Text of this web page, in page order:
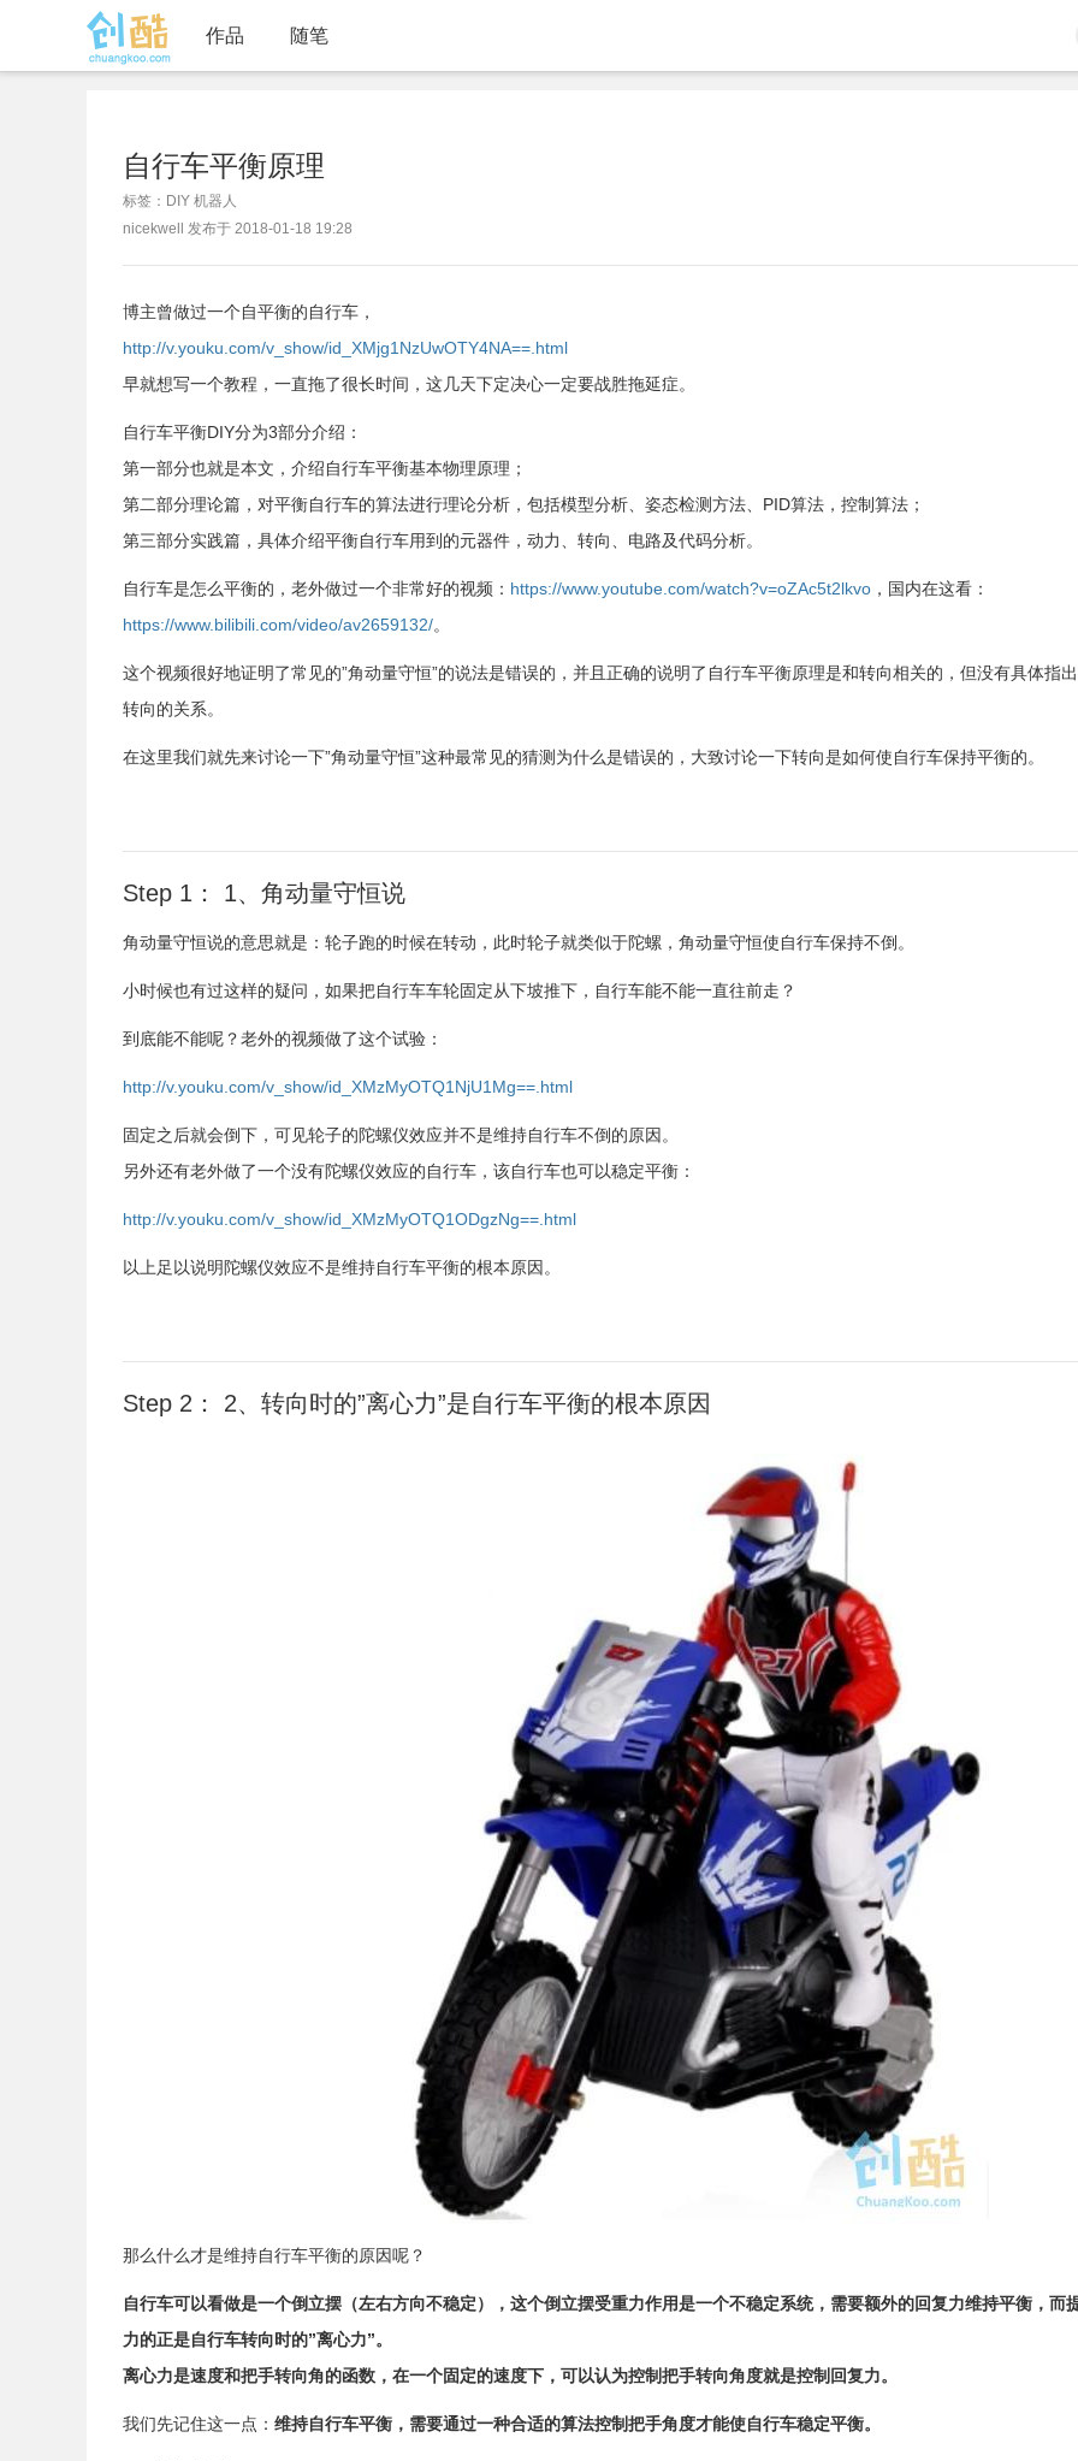
作品 随笔
自行车平衡原理
标签：DIY 机器人
nicekwell 发布于 2018-01-18 19:28
博主曾做过一个自平衡的自行车，
http://v.youku.com/v_show/id_XMjg1NzUwOTY4NA==.html
早就想写一个教程，一直拖了很长时间，这几天下定决心一定要战胜拖延症。
自行车平衡DIY分为3部分介绍：
第一部分也就是本文，介绍自行车平衡基本物理原理；
第二部分理论篇，对平衡自行车的算法进行理论分析，包括模型分析、姿态检测方法、PID算法，控制算法；
第三部分实践篇，具体介绍平衡自行车用到的元器件，动力、转向、电路及代码分析。
自行车是怎么平衡的，老外做过一个非常好的视频： https://www.youtube.com/watch?v=oZAc5t2lkvo ，国内在这看：
https://www.bilibili.com/video/av2659132/。
这个视频很好地证明了常见的”角动量守恒”的说法是错误的，并且正确的说明了自行车平衡原理是和转向相关的，但没有具体指
转向的关系。
在这里我们就先来讨论一下”角动量守恒”这种最常见的猜测为什么是错误的，大致讨论一下转向是如何使自行车保持平衡的。
Step 1： 1、角动量守恒说
角动量守恒说的意思就是：轮子跑的时候在转动，此时轮子就类似于陀螺，角动量守恒使自行车保持不倒。
小时候也有过这样的疑问，如果把自行车车轮固定从下坡推下，自行车能不能一直往前走？
到底能不能呢？老外的视频做了这个试验：
http://v.youku.com/v_show/id_XMzMyOTQ1NjU1Mg==.html
固定之后就会倒下，可见轮子的陀螺仪效应并不是维持自行车不倒的原因。
另外还有老外做了一个没有陀螺仪效应的自行车，该自行车也可以稳定平衡：
http://v.youku.com/v_show/id_XMzMyOTQ1ODgzNg==.html
以上足以说明陀螺仪效应不是维持自行车平衡的根本原因。
Step 2： 2、转向时的”离心力”是自行车平衡的根本原因
那么什么才是维持自行车平衡的原因呢？
自行车可以看做是一个倒立摆（左右方向不稳定），这个倒立摆受重力作用是一个不稳定系统，需要额外的回复力维持平衡，而
力的正是自行车转向时的”离心力”。
离心力是速度和把手转向角的函数，在一个固定的速度下，可以认为控制把手转向角度就是控制回复力。
我们先记住这一点： 维持自行车平衡，需要通过一种合适的算法控制把手角度才能使自行车稳定平衡。